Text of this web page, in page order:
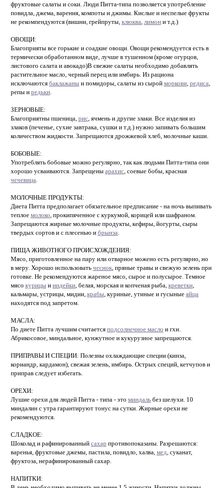
фруктовые салаты и соки. Люди Питта-типа позволяется употребление
повидла, джема, варения, компоты и джимы. Кислые и неспелые фрукты
не рекомпендуются (вишни, грейпруты, клюква, лимони т.д.)
ОВОЩИ:
Благоприяты все горькие и соадкие овощи. Овощи рекомендуется есть в
термически обработанном виде, лучше в тушенном (кроме огурцов,
листового салата и авокадо)В свежие салаты необходимо добавлять
растительное масло, черный перец или имбирь. Из рациона
исключаются баклажаныи помидоры, салаты из сырой моркови, редиса,
репы и редьки.
ЗЕРНОВЫЕ:
Благоприятны пшеница, рис, ячмень и другие злаки. Все изделия из
злаков (печенье, сухие завтрака, сушки и т.д.) нужно запивать большим
количеством жидкости. Запрещаются дрожжевой хлеб, молочные каши.
БОБОВЫЕ:
Употреблять бобовые можно регулярно, так как людьми Питта-типа они
хорошо усваиваются. Запрещены арахис, соевые бобы, красная
чечевица.
МОЛОЧНЫЕ ПРОДУКТЫ:
Диета Питта предполагает обязательное предписание - на ночь выпивать
теплое молоко, прокипяченное с куркумой, корицей или шафраном.
Запрещаются жирные молочные продукты, кефиры, йогурты, сыры
твердых сортов и с плесенью и брынза.
ПИЩА ЖИВОТНОГО ПРОИСХОЖДЕНИЯ:
Мясо, приготовленное на пару или отварное можено есть регулярно, но
в меру. Хорошо использовать чеснок, пряные травы и свежую зелень при
готовке. Не рекомендуются жареное мясо, сырое и полусырое. Темное
мясо курицыи индейки, белая, морская и копченая рыба, креветки,
кальмары, устрицы, мидии, крабы, куриные, утиные и гусыные яйца
находятся под запретом.
МАСЛА:
По диете Питта лучшим считается подсолнечное масло и гхи.
Абрикосовое, миндальное, кунжутное и кукурузное запрещаются.
ПРИПРАВЫ И СПЕЦИИ: Полезны охлаждающие специи (кинза,
кориандр, кардамон), свежая зелень, имбирь. Острых специй, кетчупов и
приправ следует избегать.
ОРЕХИ:
Лушие орехи для людей Питта - типа - это миндальбез шелухи. 10
миндалин с утра гарантируют тонус на сутки. Жирные орехи не
рекомендуются.
СЛАДКОЕ:
Шоколад и рафинированный сахар противопоказаны. Разрешаются:
варенья, фруктовые джемы, пастила, повидло, халва, мед, суканат,
фруктоза, нерафинированный сахар.
НАПИТКИ: